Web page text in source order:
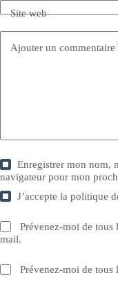
Site web
Ajouter un commentaire
Enregistrer mon nom,
navigateur pour mon
J’accepte lapolitique
Prévenez-moi de tous
mail.
Prévenez-moi de tous